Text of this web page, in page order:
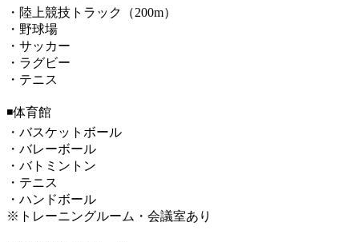
・陸上競技トラック（200m）
・野球場
・サッカー
・ラグビー
・テニス
◾️体育館
・バスケットボール
・バレーボール
・バトミントン
・テニス
・ハンドボール
※トレーニングルーム・会議室あり